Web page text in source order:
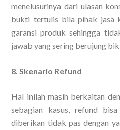
menelusurinya dari ulasan
bukti tertulis bila pihak jasa
garansi produk sehingga
jawab yang sering berujung
8. Skenario Refund
Hal inilah masih berkaitan
sebagian kasus, refund
diberikan tidak pas dengan